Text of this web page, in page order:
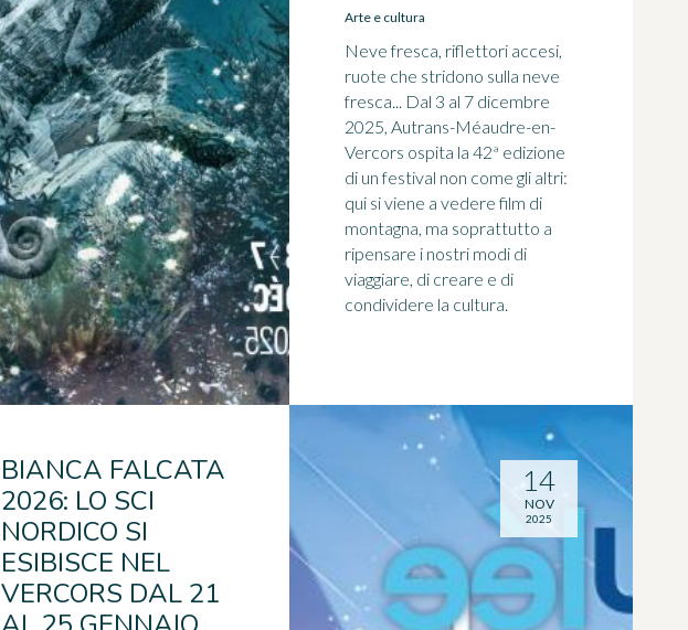
Arte e cultura
Neve fresca, riflettori accesi,
ruote che stridono sulla neve
fresca... Dal 3 al 7 dicembre
2025, Autrans-Méaudre-en-
Vercors ospita la 42ª edizione
di un festival non come gli altri:
qui si viene a vedere film di
montagna, ma soprattutto a
ripensare i nostri modi di
viaggiare, di creare e di
condividere la cultura.
BIANCA FALCATA
2026: LO SCI
NORDICO SI
ESIBISCE NEL
VERCORS DAL 21
14
NOV
2025